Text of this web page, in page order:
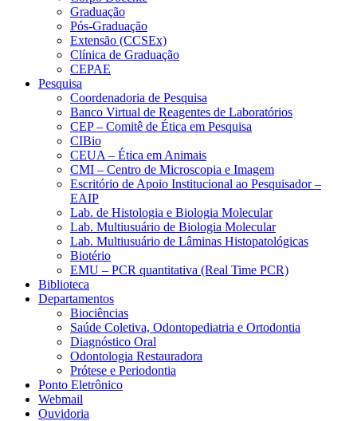
Graduação
Pós-Graduação
Extensão (CCSEx)
Clínica de Graduação
CEPAE
Pesquisa
Coordenadoria de Pesquisa
Banco Virtual de Reagentes de Laboratórios
CEP – Comitê de Ética em Pesquisa
CIBio
CEUA – Ética em Animais
CMI – Centro de Microscopia e Imagem
Escritório de Apoio Institucional ao Pesquisador –
EAIP
Lab. de Histologia e Biologia Molecular
Lab. Multiusuário de Biologia Molecular
Lab. Multiusuário de Lâminas Histopatológicas
Biotério
EMU – PCR quantitativa (Real Time PCR)
Biblioteca
Departamentos
Biociências
Saúde Coletiva, Odontopediatria e Ortodontia
Diagnóstico Oral
Odontologia Restauradora
Prótese e Periodontia
Ponto Eletrônico
Webmail
Ouvidoria